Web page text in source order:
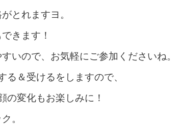
とれますヨ。
きます！
いので、お気軽にご参加くださいね。
る＆受けるをしますので、
の変化もお楽しみに！
。